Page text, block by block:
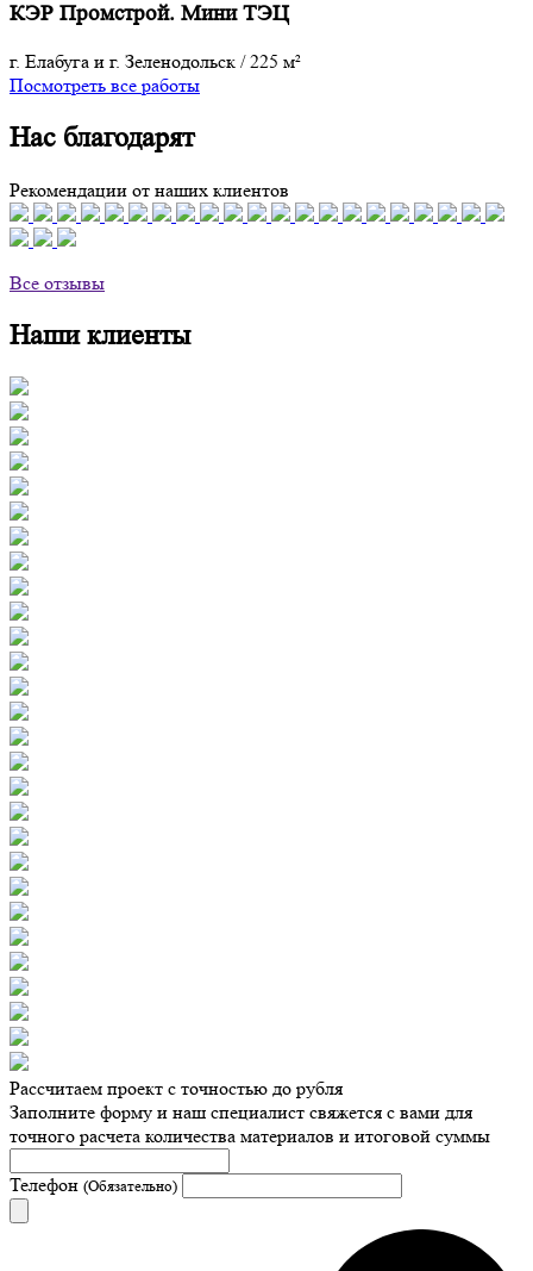
КЭР Промстрой. Мини ТЭЦ
г. Елабуга и г. Зеленодольск /225 м²
Посмотреть все работы
Нас благодарят
Рекомендации от наших клиентов
Все отзывы
Наши клиенты
Рассчитаем проект с точностью до рубля
Заполните форму и наш специалист свяжется с вами для
точного расчета количества материалов и итоговой суммы
Телефон (Обязательно)